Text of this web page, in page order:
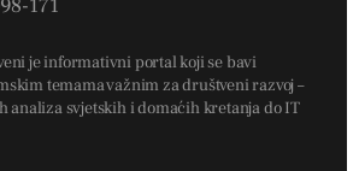
171
je informativni portal koji se bavi
temama važnim za društveni razvoj –
analiza svjetskih i domaćih kretanja do IT